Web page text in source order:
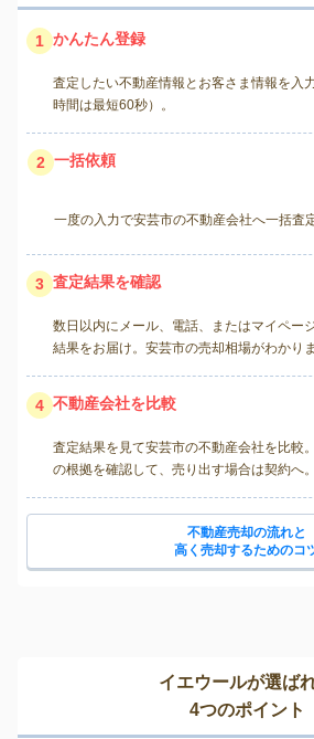
1 かんたん登録
査定したい不動産情報とお客さま情報を入
時間は最短60秒）。
2 一括依頼
一度の入力で安芸市の不動産会社へ一括査
3 査定結果を確認
数日以内にメール、電話、またはマイペー
結果をお届け。安芸市の売却相場がわかりま
4 不動産会社を比較
査定結果を見て安芸市の不動産会社を比較
の根拠を確認して、売り出す場合は契約へ。
不動産売却の流れと
高く売却するためのコ
イエウールが選ば
4つのポイント